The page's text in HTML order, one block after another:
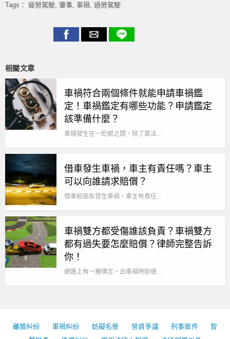
Tags： 疲勞駕駛 肇事 車禍 過勞駕駛
相關文章
車禍符合兩個條件就能申請車禍鑑
定！車禍鑑定有哪些功能？申請鑑定
該準備什麼？
車禍發生在一眨眼之間，除了靠法...
借車發生車禍，車主有責任嗎？車主
可以向誰請求賠償？
借車給朋友發生車禍，車主有責任...
車禍雙方都受傷誰該負責？車禍雙方
都有過失要怎麼賠償？律師完整告訴
你！
網路上有一種傳言，出車禍時即便...
離婚糾紛 車禍糾紛 妨礙名譽 勞資爭議 刑事案件
智